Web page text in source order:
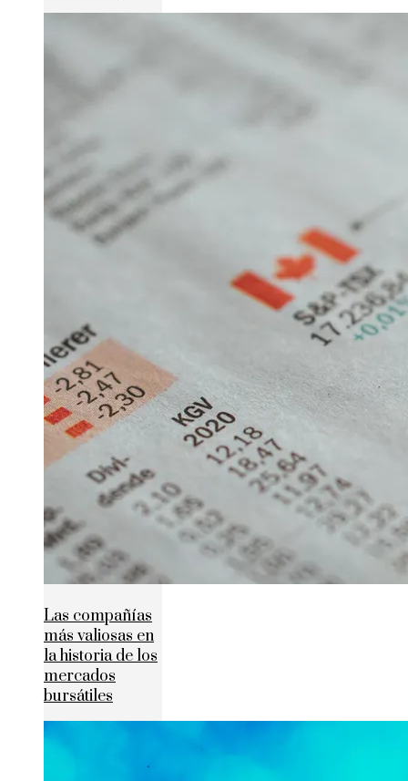
Las compañías
más valiosas en
la historia de los
mercados
bursátiles